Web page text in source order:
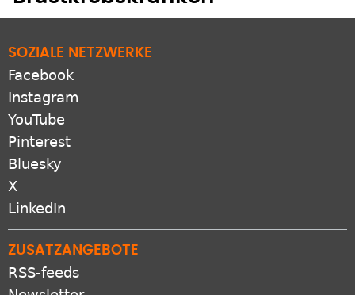
SOZIALE NETZWERKE
Facebook
Instagram
YouTube
Pinterest
Bluesky
X
LinkedIn
ZUSATZANGEBOTE
RSS-feeds